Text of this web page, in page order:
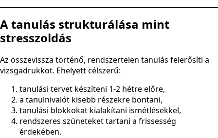
A tanulás strukturálása mint
stresszoldás
Az összevissza történő, rendszertelen tanulás felerősíti a
vizsgadrukkot. Ehelyett célszerű:
tanulási tervet készíteni 1-2 hétre előre,
a tanulnivalót kisebb részekre bontani,
tanulási blokkokat kialakítani ismétlésekkel,
rendszeres szüneteket tartani a frissesség
érdekében.